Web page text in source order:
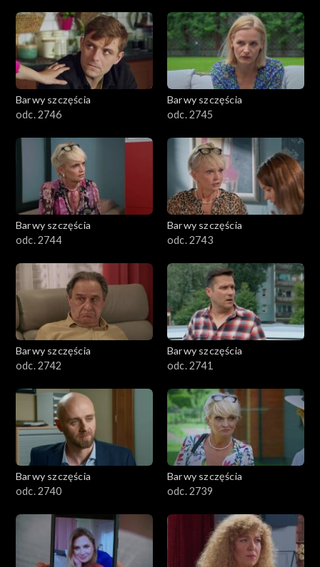
Barwy szczęścia
odc. 2746
Barwy szczęścia
odc. 2745
Barwy szczęścia
odc. 2744
Barwy szczęścia
odc. 2743
Barwy szczęścia
odc. 2742
Barwy szczęścia
odc. 2741
Barwy szczęścia
odc. 2740
Barwy szczęścia
odc. 2739